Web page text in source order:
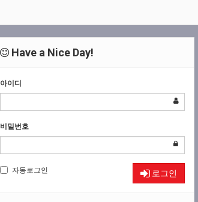
Have a Nice Day!
아이디
비밀번호
자동로그인 로그인